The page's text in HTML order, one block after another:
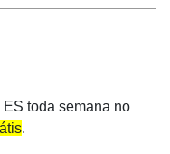
toda semana no
.